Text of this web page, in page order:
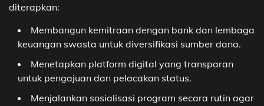
diterapkan:
Membangun kemitraan dengan bank dan lembaga
keuangan swasta untuk diversifikasi sumber dana.
Menetapkan platform digital yang transparan
untuk pengajuan dan pelacakan status.
Menjalankan sosialisasi program secara rutin agar